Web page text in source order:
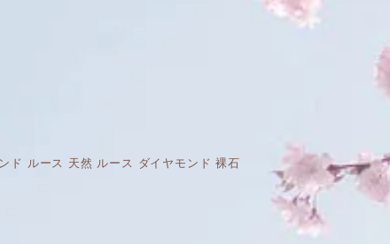
ド ルース 天然 ルース ダイヤモンド 裸石